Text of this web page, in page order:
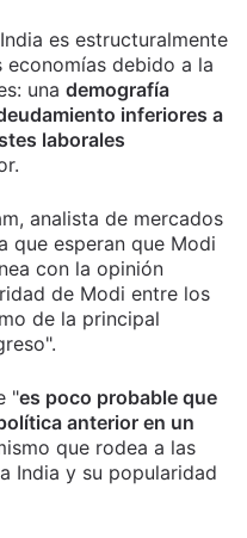
es estructuralmente
debido a la
una demografía
inferiores a
laborales
analista de mercados
que esperan que Modi
con la opinión
de Modi entre los
de la principal
"es poco probable que
anterior en un
que rodea a las
India y su popularidad